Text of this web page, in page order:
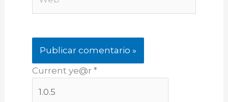
Current ye@r *